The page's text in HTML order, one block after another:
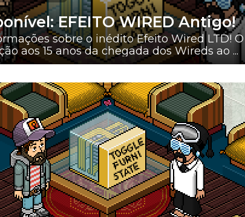
EFEITO WIRED Antigo!
sobre o inédito Efeito Wired LTD!
aos 15 anos da chegada dos Wireds ao ...